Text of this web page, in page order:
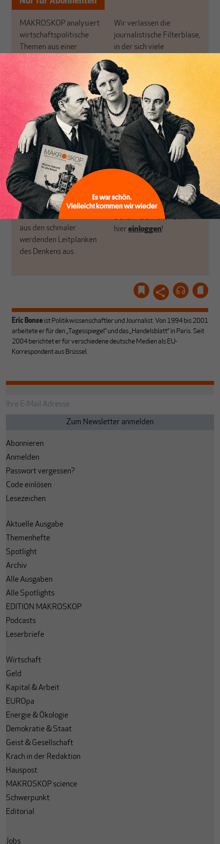
Inhaltsverzeichnis
MAKROSKOP analysiert
wirtschaftspolitische
Themen aus einer
postkeynesianischen
Perspektive und ist damit
in Deutschland einzigartig.
MAKROSKOP steht für
das große Ganze. Wir
haben einen Blick auf
Geld, Wirtschaft und
Politik, den Sie so
woanders nicht finden.
Dabei leben wir von
unseren Autoren, ihren
Recherchen, ihrem Wissen
und ihrem Enthusiasmus.
Gemeinsam scheren wir
aus den schmaler
werdenden Leitplanken
des Denkens aus.
Wir verlassen die
journalistische Filterblase,
in der sich viele
eingerichtet haben. Wir
öffnen Fenster und
bringen frische Luft in die
engen und verstaubten
Debattenräume.
Brauchen Sie auch frische
Luft? Dann folgen Sie
einfach dem Button.
ABONNIEREN SIE
MAKROSKOP
Schon Abonnent? Dann
hiereinloggen!
Eric Bonse ist Politikwissenschaftler und Journalist. Von 1994 bis 2001
arbeitete er für den „Tagesspiegel“ und das „Handelsblatt“ in Paris. Seit
2004 berichtet er für verschiedene deutsche Medien als EU-
Korrespondent aus Brüssel.
Abonnieren
Anmelden
Passwort vergessen?
Code einlösen
Lesezeichen
Aktuelle Ausgabe
Themenhefte
Spotlight
Archiv
Alle Ausgaben
Alle Spotlights
EDITION MAKROSKOP
Podcasts
Leserbriefe
Wirtschaft
Geld
Kapital & Arbeit
EUROpa
Energie & Ökologie
Demokratie & Staat
Geist & Gesellschaft
Krach in der Redaktion
Hauspost
MAKROSKOP science
Schwerpunkt
Editorial
Jobs